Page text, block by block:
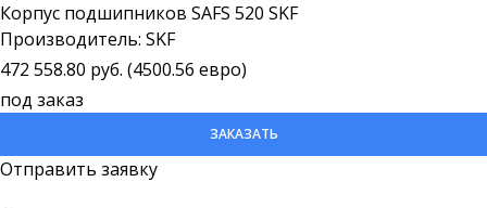
Корпус подшипников SAFS 520 SKF
Производитель: SKF
472 558.80 руб. (4500.56 евро)
под заказ
ЗАКАЗАТЬ
Отправить заявку